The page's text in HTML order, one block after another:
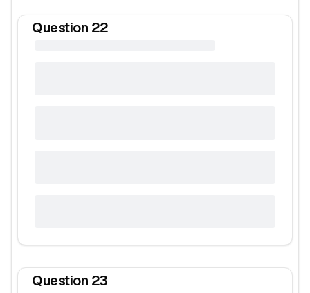
Question 22
Question 23